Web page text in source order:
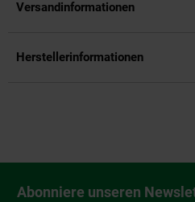
Versandinformationen
Herstellerinformationen
Newsletter Anmeldung
Abonniere unseren